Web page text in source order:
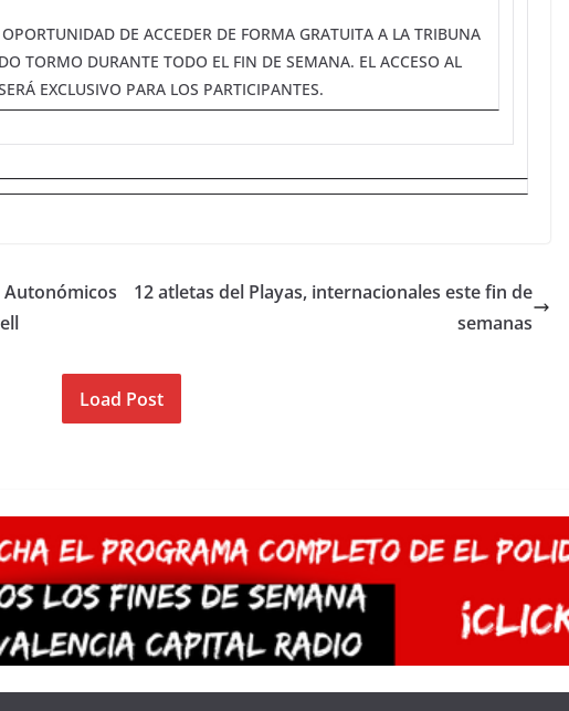
DE ACCEDER DE FORMA GRATUITA A LA TRIBUNA
TORMO DURANTE TODO EL FIN DE SEMANA. EL ACCESO AL
EXCLUSIVO PARA LOS PARTICIPANTES.
Autonómicos
12 atletas del Playas, internacionales este fin de
semanas
Load Post